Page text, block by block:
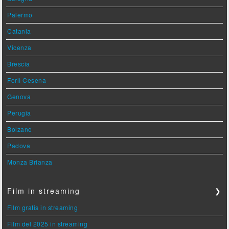
Palermo
Catania
Vicenza
Brescia
Forlì Cesena
Genova
Perugia
Bolzano
Padova
Monza Brianza
Film in streaming ❯
Film gratis in streaming
Film del 2025 in streaming